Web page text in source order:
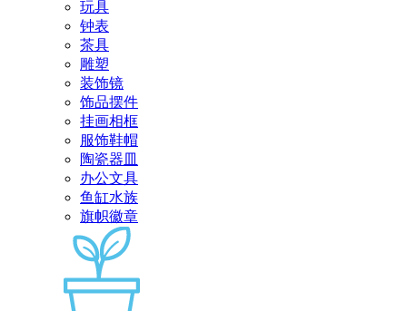
玩具
钟表
茶具
雕塑
装饰镜
饰品摆件
挂画相框
服饰鞋帽
陶瓷器皿
办公文具
鱼缸水族
旗帜徽章